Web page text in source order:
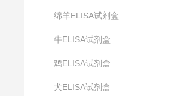
绵羊ELISA试剂盒
牛ELISA试剂盒
鸡ELISA试剂盒
犬ELISA试剂盒